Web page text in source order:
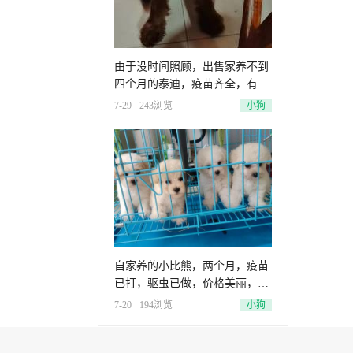
由于没时间照顾，出售家养不到
四个月的泰迪，疫苗齐全，有兴
趣的
7-29 243浏览 小狗
自家养的小比熊，两个月，疫苗
已打，驱虫已做，价格美丽，欢
迎咨
7-20 194浏览 小狗